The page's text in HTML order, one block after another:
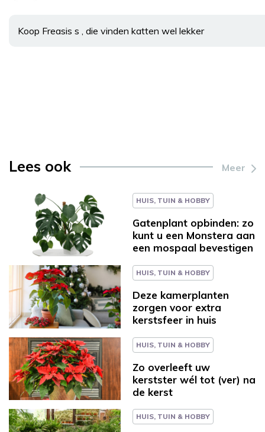
Koop Freasis s , die vinden katten wel lekker
Lees ook Meer
HUIS, TUIN & HOBBY
Gatenplant opbinden: zo
kunt u een Monstera aan
een mospaal bevestigen
HUIS, TUIN & HOBBY
Deze kamerplanten
zorgen voor extra
kerstsfeer in huis
HUIS, TUIN & HOBBY
Zo overleeft uw
kerstster wél tot (ver) na
de kerst
HUIS, TUIN & HOBBY